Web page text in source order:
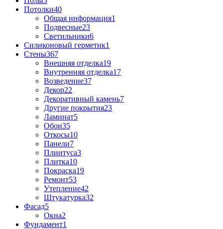
Потолки40
Общая информация1
Подвесные23
Светильники6
Силиконовый герметик1
Стены367
Внешняя отделка19
Внутренняя отделка17
Возведение37
Декор22
Декоративный камень7
Другие покрытия23
Ламинат5
Обои35
Откосы10
Панели7
Плинтуса3
Плитка10
Покраска19
Ремонт53
Утепление42
Штукатурка32
Фасад5
Окна2
Фундамент1